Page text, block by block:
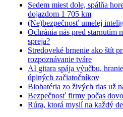
Sedem miest dole, spálňa
dojazdom 1 705 km
(Ne)bezpečnosť umelej
Ochránia nás pred starnutím
spreja?
Stredoveké brnenie ako štít
rozpoznávanie tváre
AI gitara spája výučbu,
úplných začiatočníkov
Biobatéria zo živých rias už
Bezpečnosť firmy počas
Rúra, ktorá myslí na každý